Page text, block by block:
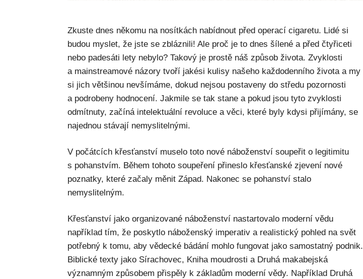
Zkuste dnes někomu na nosítkách nabídnout před operací cigaretu. Lidé si
budou myslet, že jste se zbláznili! Ale proč je to dnes šílené a před čtyřiceti
nebo padesáti lety nebylo? Takový je prostě náš způsob života. Zvyklosti
a mainstreamové názory tvoří jakési kulisy našeho každodenního života a my
si jich většinou nevšímáme, dokud nejsou postaveny do středu pozornosti
a podrobeny hodnocení. Jakmile se tak stane a pokud jsou tyto zvyklosti
odmítnuty, začíná intelektuální revoluce a věci, které byly kdysi přijímány, se
najednou stávají nemyslitelnými.
V počátcích křesťanství muselo toto nové náboženství soupeřit o legitimitu
s pohanstvím. Během tohoto soupeření přineslo křesťanské zjevení nové
poznatky, které začaly měnit Západ. Nakonec se pohanství stalo
nemyslitelným.
Křesťanství jako organizované náboženství nastartovalo moderní vědu
například tím, že poskytlo náboženský imperativ a realistický pohled na svět
potřebný k tomu, aby vědecké bádání mohlo fungovat jako samostatný podnik.
Biblické texty jako Sírachovec, Kniha moudrosti a Druhá makabejská
významným způsobem přispěly k základům moderní vědy. Například Druhá